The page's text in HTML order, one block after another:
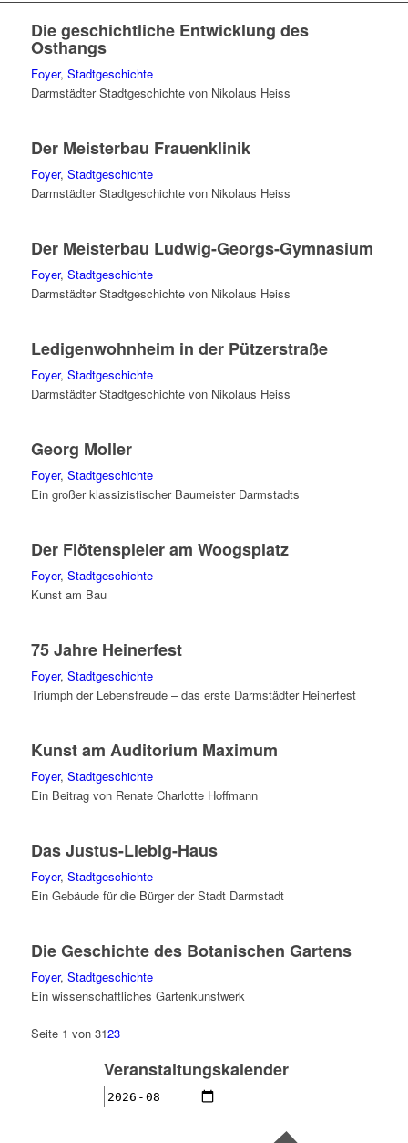
Die geschichtliche Entwicklung des
Osthangs
Foyer, Stadtgeschichte
Darmstädter Stadtgeschichte von Nikolaus Heiss
Der Meisterbau Frauenklinik
Foyer, Stadtgeschichte
Darmstädter Stadtgeschichte von Nikolaus Heiss
Der Meisterbau Ludwig-Georgs-Gymnasium
Foyer, Stadtgeschichte
Darmstädter Stadtgeschichte von Nikolaus Heiss
Ledigenwohnheim in der Pützerstraße
Foyer, Stadtgeschichte
Darmstädter Stadtgeschichte von Nikolaus Heiss
Georg Moller
Foyer, Stadtgeschichte
Ein großer klassizistischer Baumeister Darmstadts
Der Flötenspieler am Woogsplatz
Foyer, Stadtgeschichte
Kunst am Bau
75 Jahre Heinerfest
Foyer, Stadtgeschichte
Triumph der Lebensfreude – das erste Darmstädter Heinerfest
Kunst am Auditorium Maximum
Foyer, Stadtgeschichte
Ein Beitrag von Renate Charlotte Hoffmann
Das Justus-Liebig-Haus
Foyer, Stadtgeschichte
Ein Gebäude für die Bürger der Stadt Darmstadt
Die Geschichte des Botanischen Gartens
Foyer, Stadtgeschichte
Ein wissenschaftliches Gartenkunstwerk
Seite 1 von 3123
Veranstaltungskalender